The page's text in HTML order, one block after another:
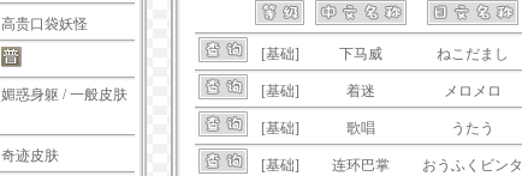
高贵口袋妖怪
媚惑身躯 /一般皮肤
奇迹皮肤
[基础] 下马威 ねこだまし
[基础] 着迷 メロメロ
[基础] 歌唱 うたう
[基础] 连环巴掌 おうふくビンタ